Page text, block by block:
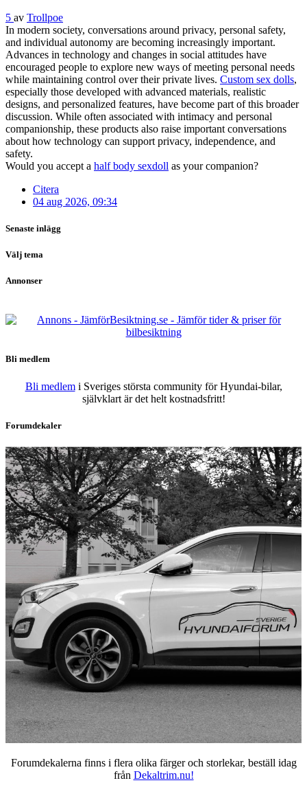
5 av Trollpoe
In modern society, conversations around privacy, personal safety,
and individual autonomy are becoming increasingly important.
Advances in technology and changes in social attitudes have
encouraged people to explore new ways of meeting personal needs
while maintaining control over their private lives. Custom sex dolls,
especially those developed with advanced materials, realistic
designs, and personalized features, have become part of this broader
discussion. While often associated with intimacy and personal
companionship, these products also raise important conversations
about how technology can support privacy, independence, and
safety.
Would you accept a half body sexdoll as your companion?
Citera
04 aug 2026, 09:34
Senaste inlägg
Välj tema
Annonser
Bli medlem
Bli medlemi Sveriges största community för Hyundai-bilar,
självklart är det helt kostnadsfritt!
Forumdekaler
Forumdekalerna finns i flera olika färger och storlekar, beställ idag
från Dekaltrim.nu!